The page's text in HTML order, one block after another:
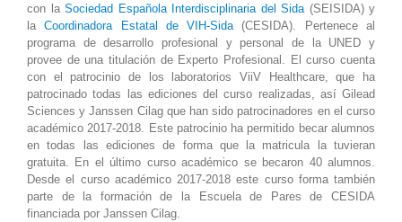
con la Sociedad Española Interdisciplinaria del Sida(SEISIDA) y
laCoordinadora Estatal de VIH-Sida(CESIDA). Pertenece al
programa de desarrollo profesional y personal de la UNED y
provee de una titulación de Experto Profesional. El curso cuenta
con el patrocinio de los laboratorios ViiV Healthcare, que ha
patrocinado todas las ediciones del curso realizadas, así Gilead
Sciences y Janssen Cilag que han sido patrocinadores en el curso
académico 2017-2018. Este patrocinio ha permitido becar alumnos
en todas las ediciones de forma que la matricula la tuvieran
gratuita. En el último curso académico se becaron 40 alumnos.
Desde el curso académico 2017-2018 este curso forma también
parte de la formación de la Escuela de Pares de CESIDA
financiada por Janssen Cilag.